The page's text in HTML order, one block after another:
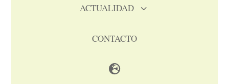
3
ACTUALIDAD
CONTACTO
